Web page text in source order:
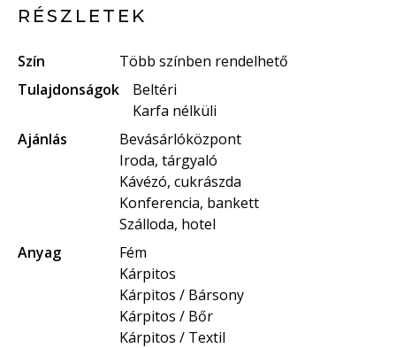
RÉSZLETEK
Szín
Több színben rendelhető
Tulajdonságok
Beltéri
Karfa nélküli
Ajánlás
Bevásárlóközpont
Iroda, tárgyaló
Kávézó, cukrászda
Konferencia, bankett
Szálloda, hotel
Anyag
Fém
Kárpitos
Kárpitos / Bársony
Kárpitos / Bőr
Kárpitos / Textil